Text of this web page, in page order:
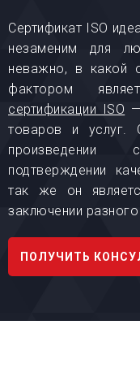
Сертификат ISO
незаменим для
неважно, в какой
фактором
сертификации ISO
товаров и услуг.
произведении
подтверждении
так же он
заключении
ПОЛУЧИТЬ